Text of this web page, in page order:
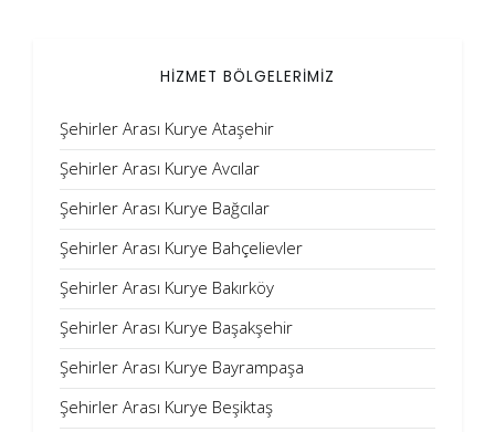
HİZMET BÖLGELERİMİZ
Şehirler Arası Kurye Ataşehir
Şehirler Arası Kurye Avcılar
Şehirler Arası Kurye Bağcılar
Şehirler Arası Kurye Bahçelievler
Şehirler Arası Kurye Bakırköy
Şehirler Arası Kurye Başakşehir
Şehirler Arası Kurye Bayrampaşa
Şehirler Arası Kurye Beşiktaş